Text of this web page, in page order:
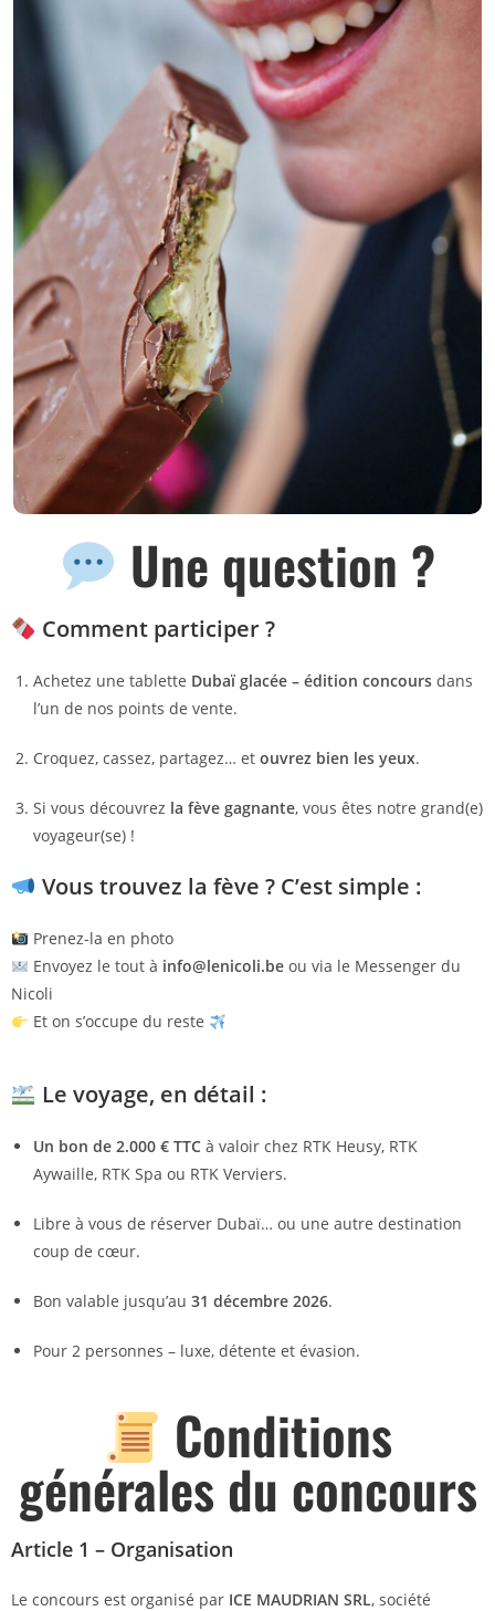
Une question ?
Comment participer ?
Achetez une tablette Dubaï glacée – édition concours dans
l’un de nos points de vente.
Croquez, cassez, partagez… et ouvrez bien les yeux.
Si vous découvrez la fève gagnante, vous êtes notre grand(e)
voyageur(se) !
Vous trouvez la fève ? C’est simple :
Prenez-la en photo
Envoyez le tout à info@lenicoli.beou via le Messenger du
Nicoli
Et on s’occupe du reste
Le voyage, en détail :
Un bon de 2.000 € TTC à valoir chez RTK Heusy, RTK
Aywaille, RTK Spa ou RTK Verviers.
Libre à vous de réserver Dubaï… ou une autre destination
coup de cœur.
Bon valable jusqu’au 31 décembre 2026.
Pour 2 personnes – luxe, détente et évasion.
Conditions
générales du concours
Article 1 – Organisation
Le concours est organisé par ICE MAUDRIAN SRL, société